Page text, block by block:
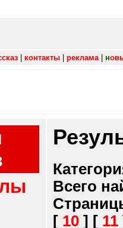
контакты реклама| н
Всего
[ 10 ] [ 11